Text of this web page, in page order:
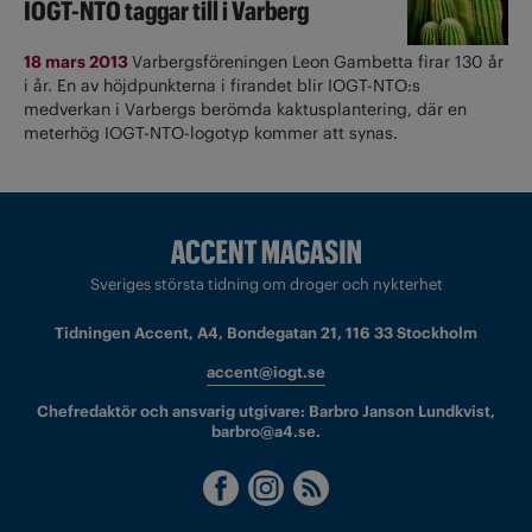
IOGT-NTO taggar till i Varberg
18 mars 2013Varbergsföreningen Leon Gambetta firar 130 år
i år. En av höjdpunkterna i firandet blir IOGT-NTO:s
medverkan i Varbergs berömda kaktusplantering, där en
meterhög IOGT-NTO-logotyp kommer att synas.
Sveriges största tidning om droger och nykterhet
Tidningen Accent, A4, Bondegatan 21, 116 33 Stockholm
accent@iogt.se
Chefredaktör och ansvarig utgivare: Barbro Janson Lundkvist,
barbro@a4.se.